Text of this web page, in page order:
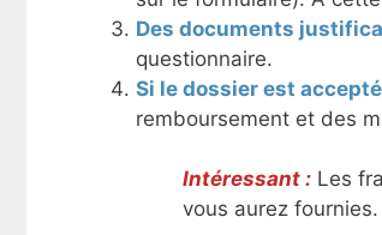
Des documents
questionnaire.
Si le dossier est
remboursement et des
Intéressant : Les
vous aurez fournies.